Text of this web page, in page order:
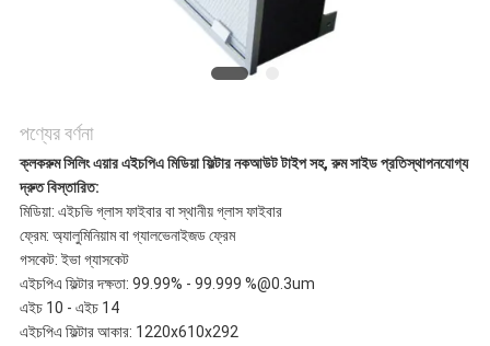
পণ্যের বর্ণনা
ক্লকরুম সিলিং এয়ার এইচপিএ মিডিয়া ফিল্টার নকআউট টাইপ সহ, রুম সাইড প্রতিস্থাপনযোগ্য
দ্রুত বিস্তারিত:
মিডিয়া: এইচভি গ্লাস ফাইবার বা স্থানীয় গ্লাস ফাইবার
ফ্রেম: অ্যালুমিনিয়াম বা গ্যালভেনাইজড ফ্রেম
গসকেট: ইভা গ্যাসকেট
এইচপিএ ফিল্টার দক্ষতা: 99.99% - 99.999 %@0.3um
এইচ 10 - এইচ 14
এইচপিএ ফিল্টার আকার: 1220x610x292